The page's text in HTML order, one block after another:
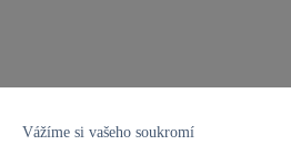
Vážíme si vašeho soukromí